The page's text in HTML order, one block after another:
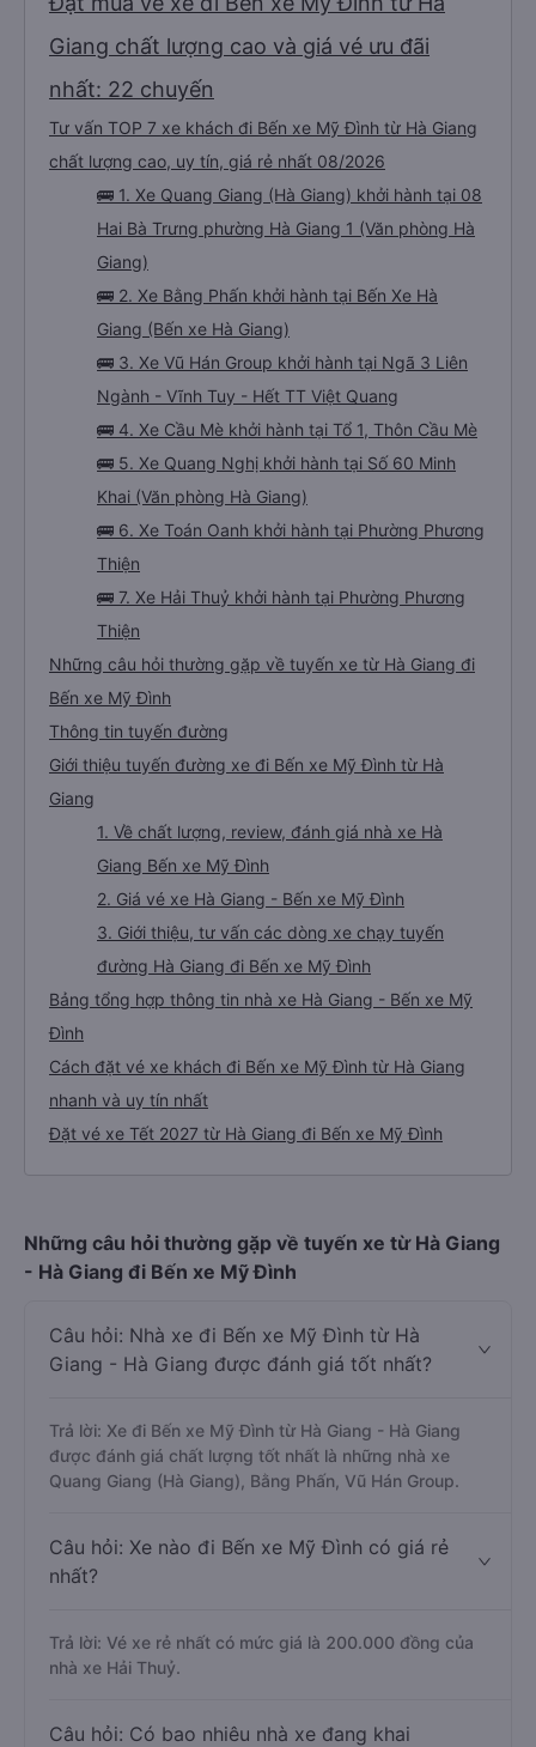
Giang chất lượng cao và giá vé ưu đãi
nhất: 22 chuyến
Tư vấn TOP 7 xe khách đi Bến xe Mỹ Đình từ Hà Giang
chất lượng cao, uy tín, giá rẻ nhất 08/2026
🚌 1. Xe Quang Giang (Hà Giang) khởi hành tại 08
Hai Bà Trưng phường Hà Giang 1 (Văn phòng Hà
Giang)
🚌 2. Xe Bằng Phấn khởi hành tại Bến Xe Hà
Giang (Bến xe Hà Giang)
🚌 3. Xe Vũ Hán Group khởi hành tại Ngã 3 Liên
Ngành - Vĩnh Tuy - Hết TT Việt Quang
🚌 4. Xe Cầu Mè khởi hành tại Tổ 1, Thôn Cầu Mè
🚌 5. Xe Quang Nghị khởi hành tại Số 60 Minh
Khai (Văn phòng Hà Giang)
🚌 6. Xe Toán Oanh khởi hành tại Phường Phương
Thiện
🚌 7. Xe Hải Thuỷ khởi hành tại Phường Phương
Thiện
Những câu hỏi thường gặp về tuyến xe từ Hà Giang đi
Bến xe Mỹ Đình
Thông tin tuyến đường
Giới thiệu tuyến đường xe đi Bến xe Mỹ Đình từ Hà
Giang
1. Về chất lượng, review, đánh giá nhà xe Hà
Giang Bến xe Mỹ Đình
2. Giá vé xe Hà Giang - Bến xe Mỹ Đình
3. Giới thiệu, tư vấn các dòng xe chạy tuyến
đường Hà Giang đi Bến xe Mỹ Đình
Bảng tổng hợp thông tin nhà xe Hà Giang - Bến xe Mỹ
Đình
Cách đặt vé xe khách đi Bến xe Mỹ Đình từ Hà Giang
nhanh và uy tín nhất
Đặt vé xe Tết 2027 từ Hà Giang đi Bến xe Mỹ Đình
Những câu hỏi thường gặp về tuyến xe từ Hà Giang
- Hà Giang đi Bến xe Mỹ Đình
Câu hỏi: Nhà xe đi Bến xe Mỹ Đình từ Hà
Giang - Hà Giang được đánh giá tốt nhất?
Trả lời: Xe đi Bến xe Mỹ Đình từ Hà Giang - Hà Giang
được đánh giá chất lượng tốt nhất là những nhà xe
Quang Giang (Hà Giang), Bằng Phấn, Vũ Hán Group.
Câu hỏi: Xe nào đi Bến xe Mỹ Đình có giá rẻ
nhất?
Trả lời: Vé xe rẻ nhất có mức giá là 200.000 đồng của
nhà xe Hải Thuỷ.
Câu hỏi: Có bao nhiêu nhà xe đang khai